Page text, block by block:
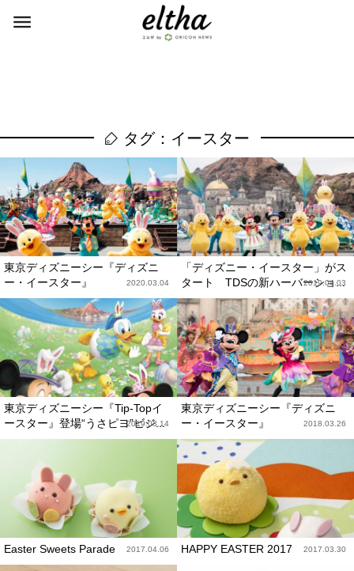
タグ：イースター
東京ディズニーシー『ディズニ
ー・イースター』
2020.03.04
「ディズニー・イースター」がス
タート TDSの新ハーバーショ...
2019.04.03
東京ディズニーシー『Tip-Topイ
ースター』登場“うさピヨ”ビジ...
2019.03.14
東京ディズニーシー『ディズニ
ー・イースター』
2018.03.26
Easter Sweets Parade 2017.04.06 HAPPY EASTER 2017 2017.03.30